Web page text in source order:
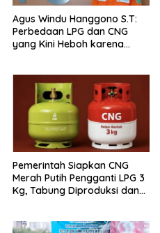
Agus Windu Hanggono S.T:
Perbedaan LPG dan CNG
yang Kini Heboh karena
Pemerintah Siapkan CNG
Merah Putih Pengganti LPG 3
Kg, Tabung Diproduksi dan